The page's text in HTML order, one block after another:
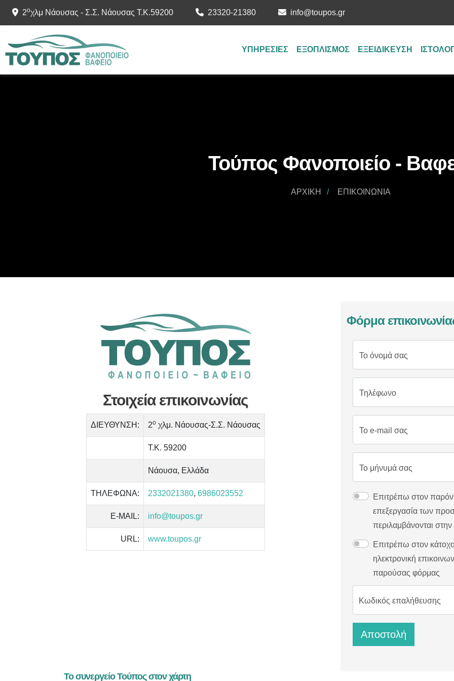
2οχλμ Νάουσας - Σ.Σ. Νάουσας Τ.Κ.59200 23320-21380 info@toupos.gr
ΥΠΗΡΕΣΙΕΣ ΕΞΟΠΛΙΣΜΟΣ ΕΞΕΙΔΙΚΕΥΣΗ
Τούπος Φανοποιείο -
ΑΡΧΙΚΉ ΕΠΙΚΟΙΝΩΝΊΑ
Στοιχεία επικοινωνίας
ΔΙΕΥΘΥΝΣΗ: 2o χλμ. Νάουσας-Σ.Σ. Νάουσας
Τ.Κ. 59200
Νάουσα, Ελλάδα
ΤΗΛΕΦΩΝΑ: 2332021380, 6986023552
E-MAIL: info@toupos.gr
URL: www.toupos.gr
Φόρμα
Το όνομά σας
Τηλέφωνο
Το e-mail σας
Το μήνυμά σας
Επιτρέπω στον
επεξεργασία των
περιλαμβάνονται
Επιτρέπω στον
ηλεκτρονική
παρούσας φόρμας
Κωδικός επαλήθευσης
Αποστολή
Το συνεργείο Τούπος στον χάρτη